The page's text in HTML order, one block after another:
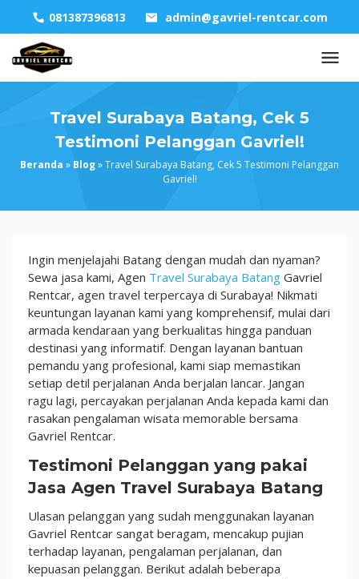
content
081387396813 admin@gavriel-rentcar.com
Travel Surabaya Batang, Cek 5
Testimoni Pelanggan Gavriel!
Beranda » Blog»Travel Surabaya Batang, Cek 5 Testimoni Pelanggan
Gavriel!
Travel
Surabaya
Batang,
Cek
5
Testimoni
Pelanggan
Gavriel!
Ingin menjelajahi Batang dengan mudah dan nyaman?
Sewa jasa kami, Agen Travel Surabaya Batang Gavriel
Rentcar, agen travel terpercaya di Surabaya! Nikmati
keuntungan layanan kami yang komprehensif, mulai dari
armada kendaraan yang berkualitas hingga panduan
destinasi yang informatif. Dengan layanan bantuan
pemandu yang profesional, kami siap memastikan
setiap detil perjalanan Anda berjalan lancar. Jangan
ragu lagi, percayakan perjalanan Anda kepada kami dan
rasakan pengalaman wisata memorable bersama
Gavriel Rentcar.
Testimoni Pelanggan yang pakai
Jasa Agen Travel Surabaya Batang
Ulasan pelanggan yang sudah menggunakan layanan
Gavriel Rentcar sangat beragam, mencakup pujian
terhadap layanan, pengalaman perjalanan, dan
kepuasan pelanggan. Berikut adalah beberapa